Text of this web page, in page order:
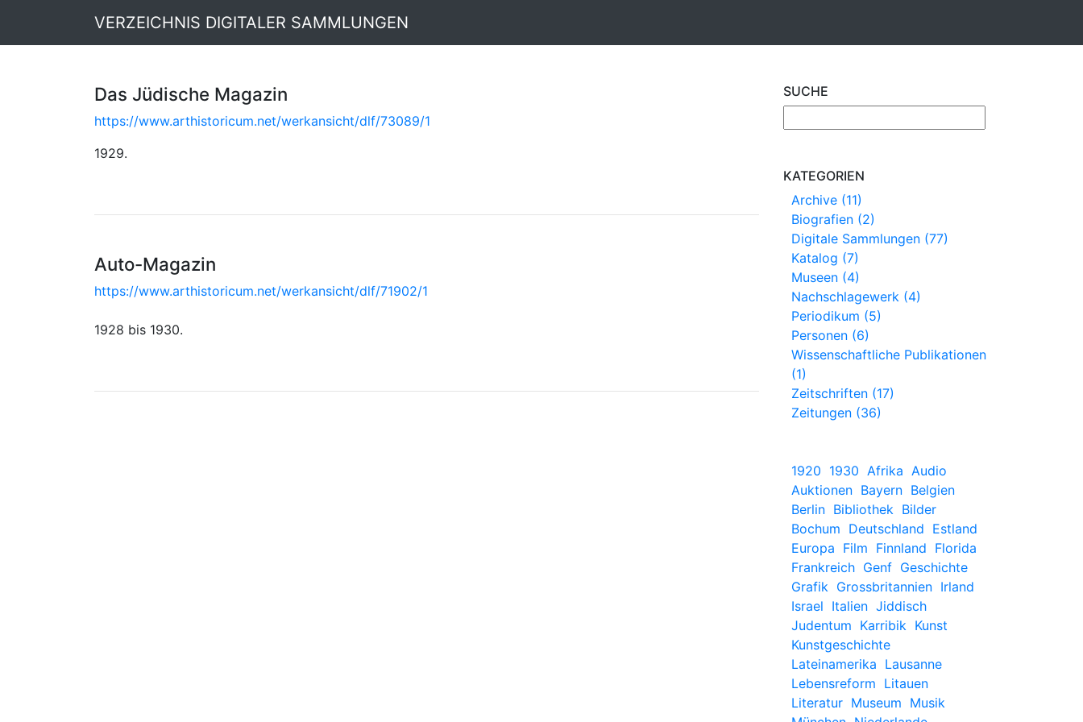
VERZEICHNIS DIGITALER SAMMLUNGEN
Das Jüdische Magazin
https://www.arthistoricum.net/werkansicht/dlf/73089/1
1929.
Auto-Magazin
https://www.arthistoricum.net/werkansicht/dlf/71902/1
1928 bis 1930.
SUCHE
KATEGORIEN
Archive (11)
Biografien (2)
Digitale Sammlungen (77)
Katalog (7)
Museen (4)
Nachschlagewerk (4)
Periodikum (5)
Personen (6)
Wissenschaftliche Publikationen
(1)
Zeitschriften (17)
Zeitungen (36)
1920 1930 Afrika Audio
Auktionen Bayern Belgien
Berlin Bibliothek Bilder
Bochum Deutschland Estland
Europa Film Finnland Florida
Frankreich Genf Geschichte
Grafik Grossbritannien Irland
Israel Italien Jiddisch
Judentum Karribik Kunst
Kunstgeschichte
Lateinamerika Lausanne
Lebensreform Litauen
Literatur Museum Musik